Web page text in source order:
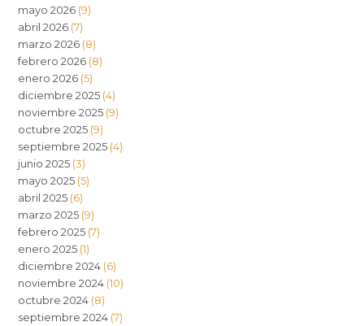
mayo 2026 (9)
abril 2026 (7)
marzo 2026 (8)
febrero 2026 (8)
enero 2026 (5)
diciembre 2025 (4)
noviembre 2025 (9)
octubre 2025 (9)
septiembre 2025 (4)
junio 2025 (3)
mayo 2025 (5)
abril 2025 (6)
marzo 2025 (9)
febrero 2025 (7)
enero 2025 (1)
diciembre 2024 (6)
noviembre 2024 (10)
octubre 2024 (8)
septiembre 2024 (7)